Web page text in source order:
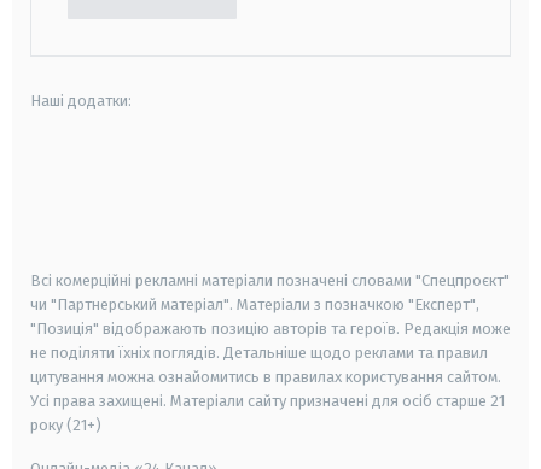
Наші додатки:
Всі комерційні рекламні матеріали позначені словами "Спецпроєкт"
чи "Партнерський матеріал". Матеріали з позначкою "Експерт",
"Позиція" відображають позицію авторів та героїв. Редакція може
не поділяти їхніх поглядів. Детальніше щодо реклами та правил
цитування можна ознайомитись в правилах користування сайтом.
Усі права захищені. Матеріали сайту призначені для осіб старше 21
року (21+)